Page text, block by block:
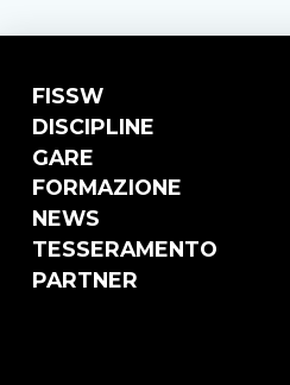
FISSW
DISCIPLINE
GARE
FORMAZIONE
NEWS
TESSERAMENTO
PARTNER